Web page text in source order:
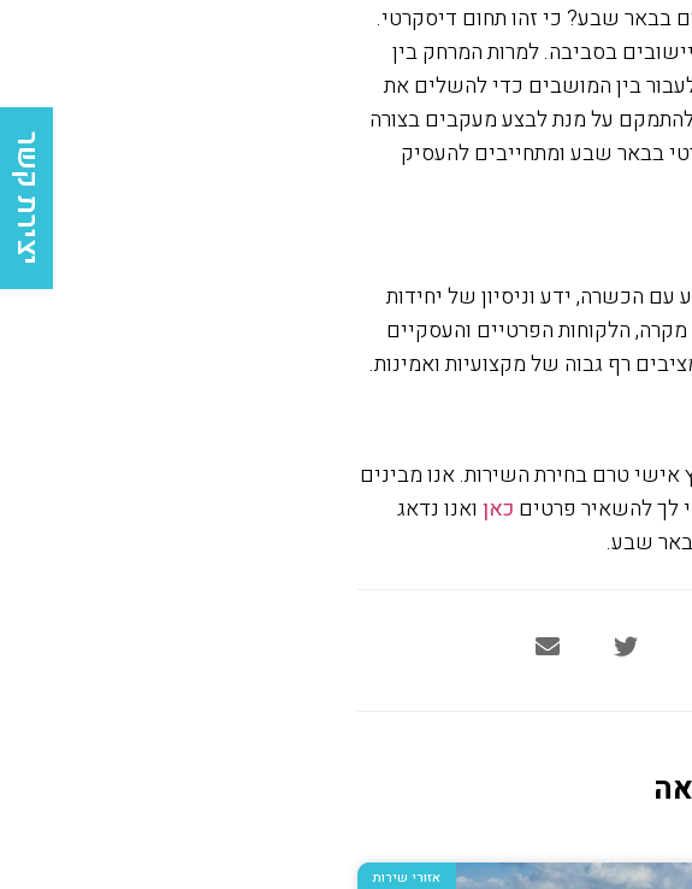
יצירת קשר
בבאר שבע? כי זהו תחום דיסקרטי.
בסביבה. למרות המרחק בין
בין המושבים כדי להשלים את
על מנת לבצע מעקבים בצורה
בבאר שבע ומתחייבים להעסיק
הכשרה, ידע וניסיון של יחידות
הלקוחות הפרטיים והעסקיים
רף גבוה של מקצועיות ואמינות.
טרם בחירת השירות. אנו מבינים
לך להשאיר פרטים כאן ואנו נדאג
שבע.
אזורי שירות